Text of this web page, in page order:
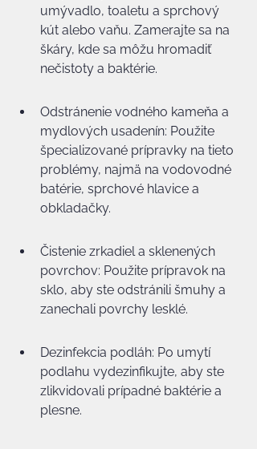
umývadlo, toaletu a sprchový
kút alebo vaňu. Zamerajte sa na
škáry, kde sa môžu hromadiť
nečistoty a baktérie.
Odstránenie vodného kameňa a
mydlových usadenín: Použite
špecializované prípravky na tieto
problémy, najmä na vodovodné
batérie, sprchové hlavice a
obkladačky.
Čistenie zrkadiel a sklenených
povrchov: Použite prípravok na
sklo, aby ste odstránili šmuhy a
zanechali povrchy lesklé.
Dezinfekcia podláh: Po umytí
podlahu vydezinfikujte, aby ste
zlikvidovali prípadné baktérie a
plesne.